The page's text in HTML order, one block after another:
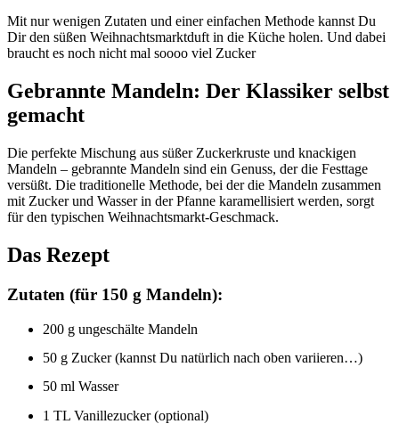
Mit nur wenigen Zutaten und einer einfachen Methode kannst Du
Dir den süßen Weihnachtsmarktduft in die Küche holen. Und dabei
braucht es noch nicht mal soooo viel Zucker
Gebrannte Mandeln: Der Klassiker selbst
gemacht
Die perfekte Mischung aus süßer Zuckerkruste und knackigen
Mandeln – gebrannte Mandeln sind ein Genuss, der die Festtage
versüßt. Die traditionelle Methode, bei der die Mandeln zusammen
mit Zucker und Wasser in der Pfanne karamellisiert werden, sorgt
für den typischen Weihnachtsmarkt-Geschmack.
Das Rezept
Zutaten (für 150 g Mandeln):
200 g ungeschälte Mandeln
50 g Zucker (kannst Du natürlich nach oben variieren…)
50 ml Wasser
1 TL Vanillezucker (optional)